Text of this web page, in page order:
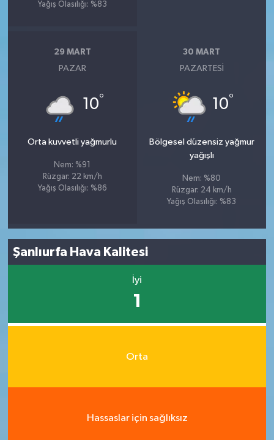
Yağış Olasılığı: %83
29 MART
PAZAR
10°
Orta kuvvetli yağmurlu
Nem: %91
Rüzgar: 22 km/h
Yağış Olasılığı: %86
30 MART
PAZARTESI
10°
Bölgesel düzensiz yağmur
yağışlı
Nem: %80
Rüzgar: 24 km/h
Yağış Olasılığı: %83
Şanlıurfa Hava Kalitesi
İyi
1
Orta
Hassaslar için sağlıksız